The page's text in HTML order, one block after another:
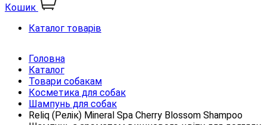
Кошик
Каталог товарів
Головна
Каталог
Товари собакам
Косметика для собак
Шампунь для собак
Reliq (Релік) Mineral Spa Cherry Blossom Shampoo